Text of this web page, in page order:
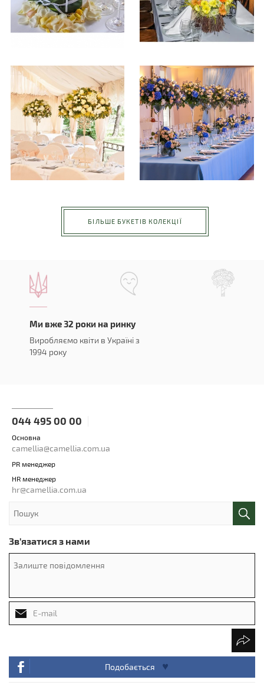
БІЛЬШЕ БУКЕТІВ КОЛЕКЦІЇ
Ми вже 32 роки на ринку
Виробляємо квіти в Україні з
1994 року
044 495 00 00
Основна
camellia@camellia.com.ua
PR менеджер
HR менеджер
hr@camellia.com.ua
Зв'язатися з нами
Подобається